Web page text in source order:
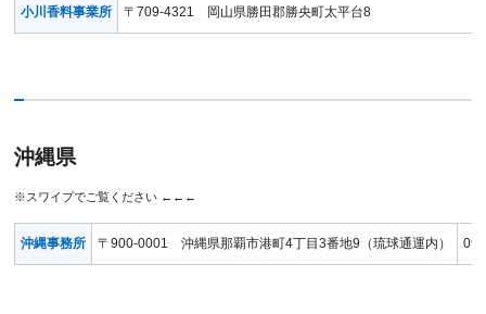
小川香料事業所 〒709-4321 岡山県勝田郡勝央町太平台8
沖縄県
沖縄事務所 〒900-0001 沖縄県那覇市港町4丁目3番地9（琉球通運内）